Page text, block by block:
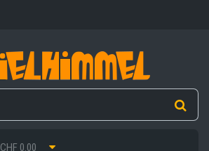
CHF 0.00